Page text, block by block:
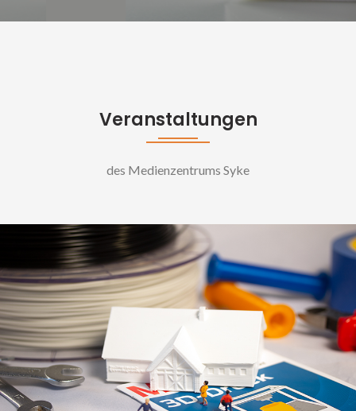
Veranstaltungen
des Medienzentrums Syke